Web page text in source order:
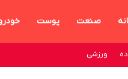
صنعت پوست
ورزشی